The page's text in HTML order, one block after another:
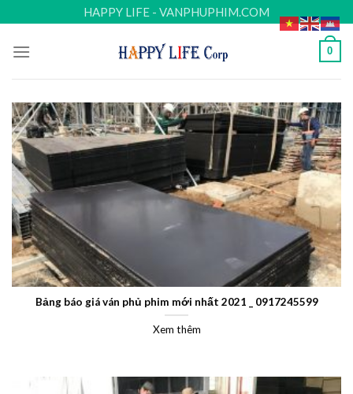
to
content
HAPPY LIFE - VANPHUPHIM.COM
0
Bảng báo giá ván phủ phim mới nhất 2021 _ 0917245599
Xem thêm